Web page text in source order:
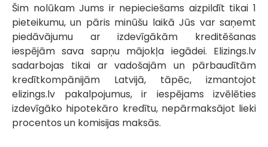
Šim nolūkam Jums ir nepieciešams aizpildīt tikai 1
pieteikumu, un pāris minūšu laikā Jūs var saņemt
piedāvājumu ar izdevīgākām kreditēšanas
iespējām sava sapņu mājokļa iegādei. Elizings.lv
sadarbojas tikai ar vadošajām un pārbaudītām
kredītkompānijām Latvijā, tāpēc, izmantojot
elizings.lv pakalpojumus, ir iespējams izvēlēties
izdevīgāko hipotekāro kredītu, nepārmaksājot lieki
procentos un komisijas maksās.